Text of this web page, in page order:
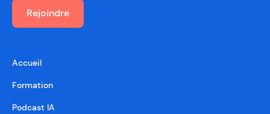
Rejoindre
Accueil
Formation
Podcast IA